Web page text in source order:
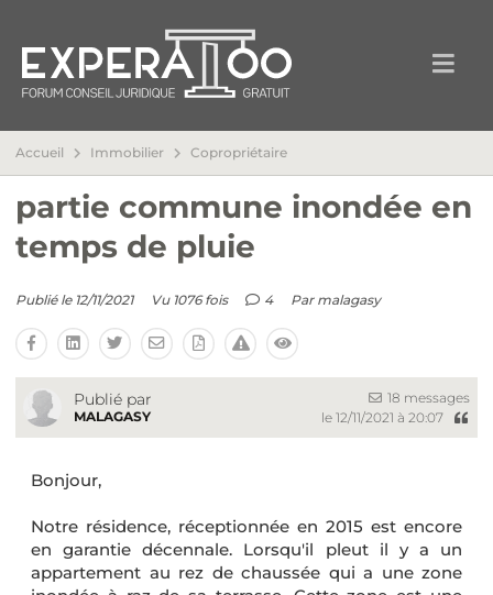
Accueil Immobilier Copropriétaire
partie commune inondée en
temps de pluie
Publié le 12/11/2021 Vu 1076 fois 4 Par malagasy
Publié par
MALAGASY
18 messages
le 12/11/2021 à 20:07
Bonjour,
Notre résidence, réceptionnée en 2015 est encore
en garantie décennale. Lorsqu'il pleut il y a un
appartement au rez de chaussée qui a une zone